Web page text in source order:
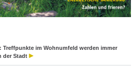
Treffpunkte im Wohnumfeld werden immer
der Stadt